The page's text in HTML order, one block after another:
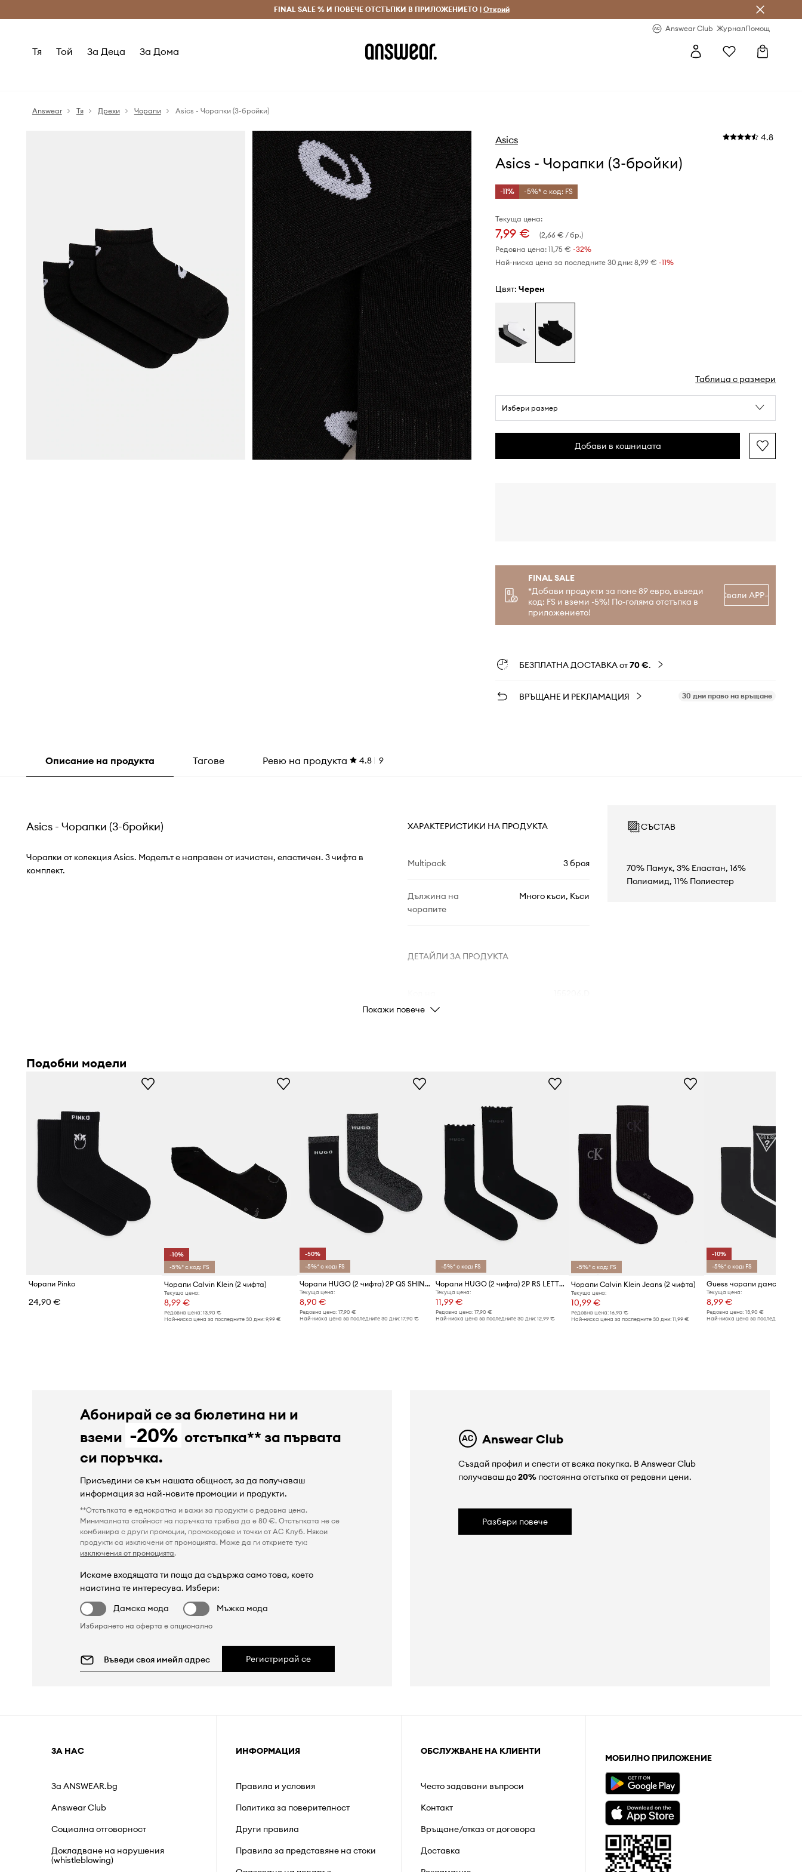
Безплатни доставка и връщане за поръчки над 70 EUR Доставка 1-5 дни
FINAL SALE % И ПОВЕЧЕ ОТСТЪПКИ В ПРИЛОЖЕНИЕТО | Открий
Answear Club ЖурналПомощ
Тя Той За Деца За Дома
Answear Тя Дрехи Чорапи Asics - Чорапки (3-бройки)
Asics 4.8
Asics - Чорапки (3-бройки)
-11% -5%* с код: FS
Текуща цена:
7,99 €
(2,66 € / бр.)
Редовна цена: 11,75 € -32%
Най-ниска цена за последните 30 дни: 8,99 € -11%
Цвят: черен
Таблица с размери
Избери размер
Добави в кошницата
FINAL SALE
*Добави продукти за поне 89 евро, въведи
код: FS и вземи -5%! По-голяма отстъпка в
приложението!
Свали APP-а
БЕЗПЛАТНА ДОСТАВКА от70 €.
ВРЪЩАНЕ И РЕКЛАМАЦИЯ 30 дни право на връщане
Описание на продукта Тагове Ревю на продукта 4.8 9
Asics - Чорапки (3-бройки)
Чорапки от колекция Asics. Моделът е направен от изчистен, еластичен. 3 чифта в
комплект.
ХАРАКТЕРИСТИКИ НА ПРОДУКТА
Multipack 3 броя
Дължина на
чорапите
Много къси, Къси
ДЕТАЙЛИ ЗА ПРОДУКТА
производителя
Код на продукта
СЪСТАВ
70% Памук, 3% Еластан, 16%
Полиамид, 11% Полиестер
Покажи повече
Подобни модели
Чорапи Pinko
24,90 €
-10%
-5%* с код: FS
Чорапи Calvin Klein (2 чифта)
Текуща цена:
8,99 €
Редовна цена:13,90 €
Най-ниска цена за последните 30 дни:9,99 €
-50%
-5%* с код: FS
Чорапи HUGO (2 чифта) 2P QS SHINY PIQ CC W
Текуща цена:
8,90 €
Редовна цена: 17,90 €
Най-ниска цена за последните 30 дни: 17,90 €
-5%* с код: FS
Чорапи HUGO (2 чифта) 2P RS LETTUCE CC W
Текуща цена:
11,99 €
Редовна цена: 17,90 €
Най-ниска цена за последните 30 дни: 12,99 €
-5%* с код: FS
Чорапи Calvin Klein Jeans (2 чифта)
Текуща цена:
10,99 €
Редовна цена:16,90 €
Най-ниска цена за последните 30 дни:11,99 €
-10%
-5%* с код: FS
Guess чорапи дамски
Текуща цена:
8,99 €
Редовна цена: 13,90 €
Най-ниска цена за последните 30
Абонирай се за бюлетина ни и
вземи -20% отстъпка** за първата
си поръчка.
Присъедини се към нашата общност, за да получаваш
информация за най-новите промоции и продукти.
**Отстъпката е еднократна и важи за продукти с редовна цена.
Минималната стойност на поръчката трябва да е 80 €. Отстъпката не се
комбинира с други промоции, промокодове и точки от AC Клуб. Някои
продукти са изключени от промоцията. Може да ги откриете тук:
изключения от промоцията.
Искаме входящата ти поща да съдържа само това, което
наистина те интересува. Избери:
Дамска мода
Мъжка мода
Избирането на оферта е опционално
Регистрирай се
Answear Club
Създай профил и спести от всяка покупка. В Answear Club
получаваш до20%постоянна отстъпка от редовни цени.
Разбери повече
ЗА НАС
За ANSWEAR.bg
Answear Club
Социална отговорност
Докладване на нарушения
(whistleblowing)
ИНФОРМАЦИЯ
Правила и условия
Политика за поверителност
Други правила
Правила за представяне на стоки
ОБСЛУЖВАНЕ НА КЛИЕНТИ
Често задавани въпроси
Контакт
Връщане/отказ от договора
Доставка
МОБИЛНО ПРИЛОЖЕНИЕ